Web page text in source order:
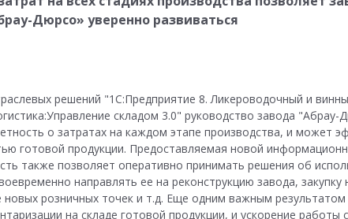
Конкурс кейсов 2022 Работа через Интернет
торговля Конкурс кейсов 2025 1С:Сервер
Планирование Интеграция Переход на
Управленческая отчетность Реальная
организацией Форум пользователей ДО 2025
Дюрсо» уверенно развиваться
решений "1С:Предприятие 8. Ликероводочный и
складом 3.0" руководство завода "Абрау-
о затратах на каждом этапе производства, и может
готовой продукции. Предоставляемая новой
также позволяет оперативно принимать решения об
направлять ее на реконструкцию завода, закупку
розничных точек и т.д. Еще одним важным результатом
на складе готовой продукции, и ускорение работы